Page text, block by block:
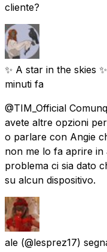
cliente?
✨ A star in the skies ✨
minuti fa
@TIM_Official
avete altre opzioni
o parlare con Angie
non me lo fa aprire
problema ci sia dato
su alcun dispositivo.
ale (@lesprez17)